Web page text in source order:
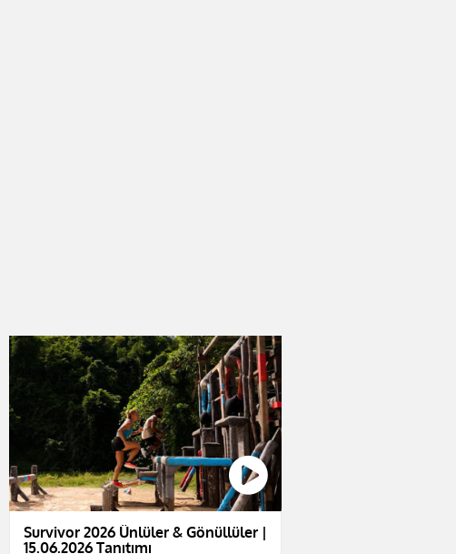
Survivor 2026 Ünlüler & Gönüllüler |
15.06.2026 Tanıtımı